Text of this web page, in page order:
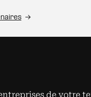
de votre